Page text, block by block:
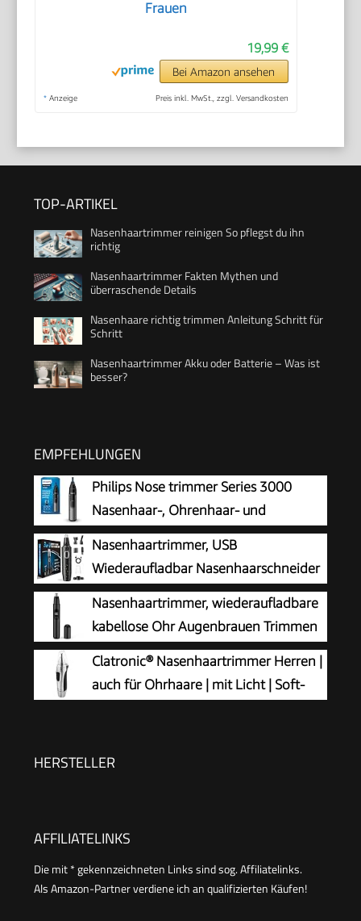
Frauen
19,99 €
Bei Amazon ansehen
* Anzeige Preis inkl. MwSt., zzgl. Versandkosten
TOP-ARTIKEL
Nasenhaartrimmer reinigen So pflegst du ihn
richtig
Nasenhaartrimmer Fakten Mythen und
überraschende Details
Nasenhaare richtig trimmen Anleitung Schritt für
Schritt
Nasenhaartrimmer Akku oder Batterie – Was ist
besser?
EMPFEHLUNGEN
Philips Nose trimmer Series 3000
Nasenhaar-, Ohrenhaar- und
Augenbrauentrimmer mit
PrecisionTrim-Technologie (Modell NT3650/16)
Nasenhaartrimmer, USB
Wiederaufladbar Nasenhaarschneider
3 in 1 Set Ohrhaarschneider mit
Doppelschneideklingen, Professioneller
schmerzfreier Augenbrauen und
esichtshaartrimmer für Männer und Frauen
Nasenhaartrimmer, wiederaufladbare
kabellose Ohr Augenbrauen Trimmen
Werkzeug Dual-Edge-Klingen
Rasierapparat einfache Reinigung mit LED-Licht
für Mann Frau
Clatronic® Nasenhaartrimmer Herren |
auch für Ohrhaare | mit Licht | Soft-
entfernen | Nasentrimmer | NE 3595
HERSTELLER
AFFILIATELINKS
Die mit * gekennzeichneten Links sind sog. Affiliatelinks.
Als Amazon-Partner verdiene ich an qualifizierten Käufen!